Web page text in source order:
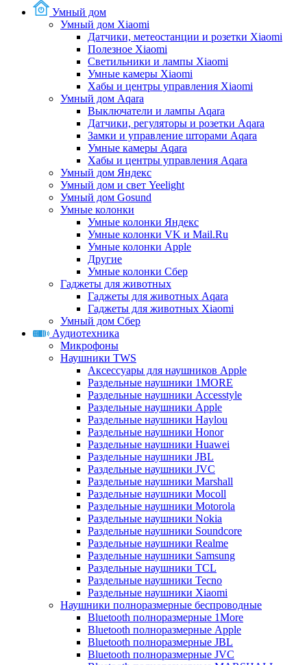
Умный дом
Умный дом Xiaomi
Датчики, метеостанции и розетки Xiaomi
Полезное Xiaomi
Светильники и лампы Xiaomi
Умные камеры Xiaomi
Хабы и центры управления Xiaomi
Умный дом Aqara
Выключатели и лампы Aqara
Датчики, регуляторы и розетки Aqara
Замки и управление шторами Aqara
Умные камеры Aqara
Хабы и центры управления Aqara
Умный дом Яндекс
Умный дом и свет Yeelight
Умный дом Gosund
Умные колонки
Умные колонки Яндекс
Умные колонки VK и Mail.Ru
Умные колонки Apple
Другие
Умные колонки Сбер
Гаджеты для животных
Гаджеты для животных Aqara
Гаджеты для животных Xiaomi
Умный дом Сбер
Аудиотехника
Микрофоны
Наушники TWS
Аксессуары для наушников Apple
Раздельные наушники 1MORE
Раздельные наушники Accesstyle
Раздельные наушники Apple
Раздельные наушники Haylou
Раздельные наушники Honor
Раздельные наушники Huawei
Раздельные наушники JBL
Раздельные наушники JVC
Раздельные наушники Marshall
Раздельные наушники Mocoll
Раздельные наушники Motorola
Раздельные наушники Nokia
Раздельные наушники Soundcore
Раздельные наушники Realme
Раздельные наушники Samsung
Раздельные наушники TCL
Раздельные наушники Tecno
Раздельные наушники Xiaomi
Наушники полноразмерные беспроводные
Bluetooth полноразмерные 1More
Bluetooth полноразмерные Apple
Bluetooth полноразмерные JBL
Bluetooth полноразмерные JVC